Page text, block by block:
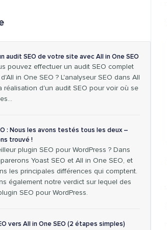
audit SEO de votre site avec All in One SEO
pouvez effectuer un audit SEO complet
in One SEO ? L'analyseur SEO dans All
réalisation d'un audit SEO pour voir où se
: Nous les avons testés tous les deux –
trouvé !
plugin SEO pour WordPress ? Dans
Yoast SEO et All in One SEO, et
les principales différences qui comptent.
également notre verdict sur lequel des
SEO pour WordPress.
vers All in One SEO (2 étapes simples)